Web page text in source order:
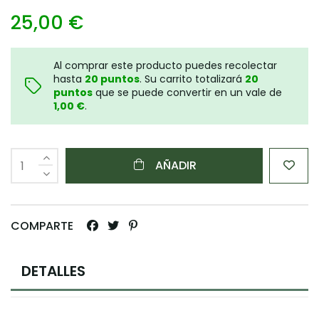
25,00 €
Al comprar este producto puedes recolectar
hasta 20 puntos. Su carrito totalizará 20
puntos que se puede convertir en un vale de
1,00 €.
AÑADIR
COMPARTE
DETALLES